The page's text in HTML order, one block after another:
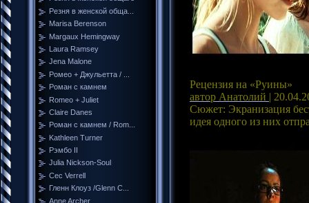
Резня в женской обща...
Marisa Berenson
Margaux Hemingway
Laura Ramsey
Jena Malone
Ромео + Джульетта / ...
Роман с камнем
Romeo + Juliet
Claire Danes
Роман с камнем / Rom...
Kathleen Turner
Рэмбо II
Julia Nickson-Soul
Cec Verrell
Гленн Клоуз /Glenn C...
Anne Archer
Рецензия на «Руины»
автор Анатолий |
Сюжет: Экранизация
идея одного из них